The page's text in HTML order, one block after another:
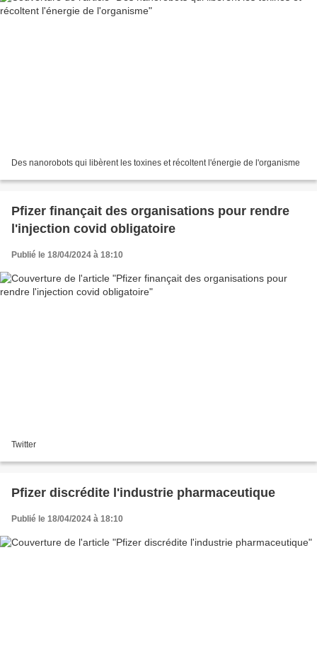
Des nanorobots qui libèrent les toxines et récoltent l'énergie de l'organisme
Pfizer finançait des organisations pour rendre
l'injection covid obligatoire
Publié le 18/04/2024 à 18:10
Twitter
Pfizer discrédite l'industrie pharmaceutique
Publié le 18/04/2024 à 18:10